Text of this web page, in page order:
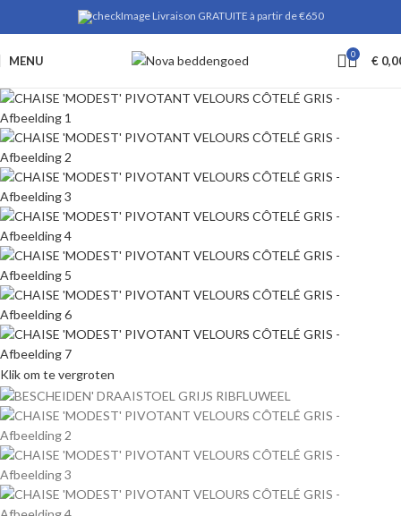
Livraison GRATUITE à partir de €650
MENU 0 €
Klik om te vergroten